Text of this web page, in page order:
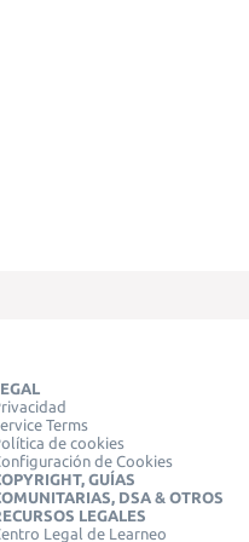
Terms
de cookies
de Cookies
GUÍAS
DSA & OTROS
LEGALES
Legal de Learneo